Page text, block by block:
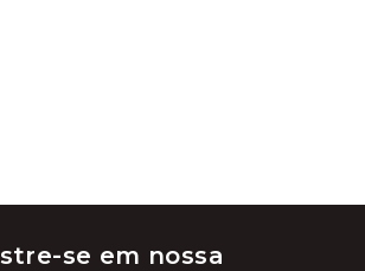
se em nossa